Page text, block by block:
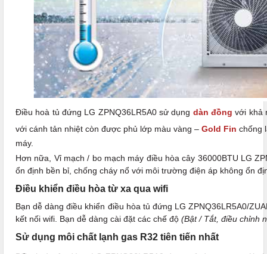
Điều hoà tủ đứng LG ZPNQ36LR5A0 sử dụng dàn đồng với khả
với cánh tản nhiệt còn được phủ lớp màu vàng – Gold Fin chống
máy.
Hơn nữa, Vỉ mạch / bo mạch máy điều hòa cây 36000BTU LG
ổn định bền bỉ, chống cháy nổ với môi trường điện áp không ổn
Điều khiển điều hòa từ xa qua wifi
Bạn dễ dàng điều khiển điều hòa tủ đứng LG ZPNQ36LR5A0/
kết nối wifi. Bạn dễ dàng cài đặt các chế độ (Bật / Tắt, điều chỉnh
Sử dụng môi chất lạnh gas R32 tiên tiến nhất